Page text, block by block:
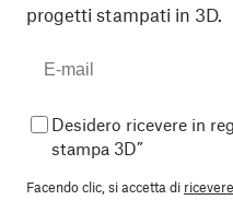
progetti stampati in 3D.
Desidero ricevere in
stampa 3D”
Facendo clic, si accetta di